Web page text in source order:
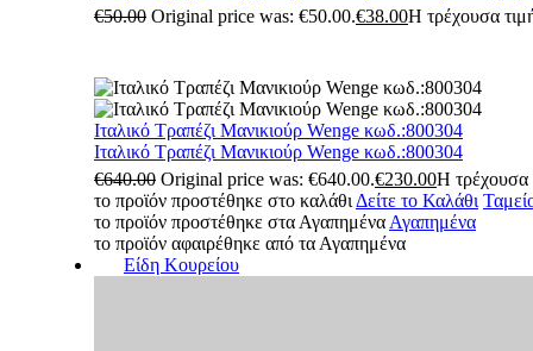
€50.00 Original price was: €50.00.€38.00Η τρέχουσα
Ιταλικό Τραπέζι Μανικιούρ Wenge κωδ.:800304
Ιταλικό Τραπέζι Μανικιούρ Wenge κωδ.:800304
€640.00 Original price was: €640.00.€230.00Η τρέχουσα
το προϊόν προστέθηκε στο καλάθι Δείτε το Καλάθι
το προϊόν προστέθηκε στα Αγαπημένα Αγαπημένα
το προϊόν αφαιρέθηκε από τα Αγαπημένα
Είδη Κουρείου